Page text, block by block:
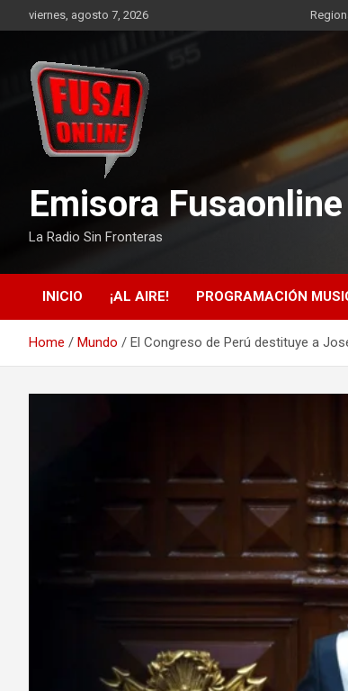
to
viernes, agosto 7, 2026
Emisora Fusaonline
La Radio Sin Fronteras
INICIO ¡AL AIRE! PROGRAMACIÓN
Home Mundo El Congreso de Perú destituye a